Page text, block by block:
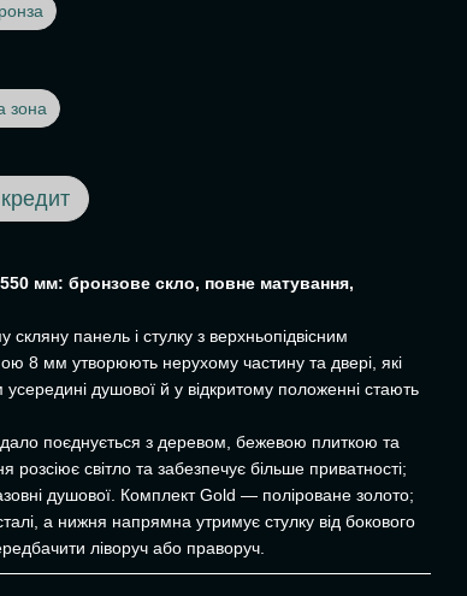
зона
мм: бронзове скло, повне матування,
панель і стулку з верхньопідвісним
8 мм утворюють нерухому частину та двері, які
душової й у відкритому положенні стають
поєднується з деревом, бежевою плиткою та
світло та забезпечує більше приватності;
душової. Комплект Gold — поліроване золото;
а нижня напрямна утримує стулку від бокового
ліворуч або праворуч.